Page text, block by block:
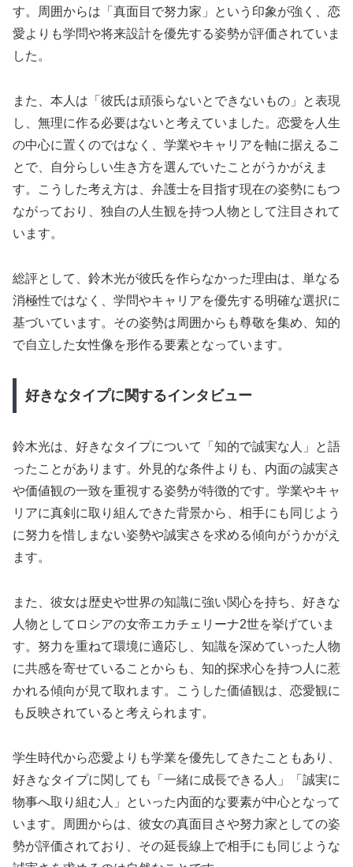
す。周囲からは「真面目で努力家」という印象が強く、恋
愛よりも学問や将来設計を優先する姿勢が評価されていま
した。
また、本人は「彼氏は頑張らないとできないもの」と表現
し、無理に作る必要はないと考えていました。恋愛を人生
の中心に置くのではなく、学業やキャリアを軸に据えるこ
とで、自分らしい生き方を選んでいたことがうかがえま
す。こうした考え方は、弁護士を目指す現在の姿勢にもつ
ながっており、独自の人生観を持つ人物として注目されて
います。
総評として、鈴木光が彼氏を作らなかった理由は、単なる
消極性ではなく、学問やキャリアを優先する明確な選択に
基づいています。その姿勢は周囲からも尊敬を集め、知的
で自立した女性像を形作る要素となっています。
好きなタイプに関するインタビュー
鈴木光は、好きなタイプについて「知的で誠実な人」と語
ったことがあります。外見的な条件よりも、内面の誠実さ
や価値観の一致を重視する姿勢が特徴的です。学業やキャ
リアに真剣に取り組んできた背景から、相手にも同じよう
に努力を惜しまない姿勢や誠実さを求める傾向がうかがえ
ます。
また、彼女は歴史や世界の知識に強い関心を持ち、好きな
人物としてロシアの女帝エカチェリーナ2世を挙げていま
す。努力を重ねて環境に適応し、知識を深めていった人物
に共感を寄せていることからも、知的探求心を持つ人に惹
かれる傾向が見て取れます。こうした価値観は、恋愛観に
も反映されていると考えられます。
学生時代から恋愛よりも学業を優先してきたこともあり、
好きなタイプに関しても「一緒に成長できる人」「誠実に
物事へ取り組む人」といった内面的な要素が中心となって
います。周囲からは、彼女の真面目さや努力家としての姿
勢が評価されており、その延長線上で相手にも同じような